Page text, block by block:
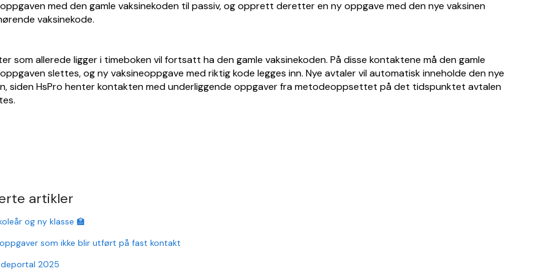
med den gamle vaksinekoden til passiv, og opprett deretter en ny oppgave med den nye vaksinen
vaksinekode.
som allerede ligger i timeboken vil fortsatt ha den gamle vaksinekoden. På disse kontaktene må den gamle
slettes, og ny vaksineoppgave med riktig kode legges inn. Nye avtaler vil automatisk inneholde den nye
siden HsPro henter kontakten med underliggende oppgaver fra metodeoppsettet på det tidspunktet avtalen
artikler
og ny klasse 🏫
som ikke blir utført på fast kontakt
2025